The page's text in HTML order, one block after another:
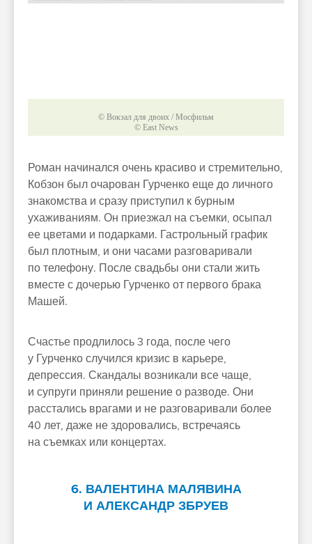
© Вокзал для двоих / Мосфильм
© East News
Роман начинался очень красиво и стремительно,
Кобзон был очарован Гурченко еще до личного
знакомства и сразу приступил к бурным
ухаживаниям. Он приезжал на съемки, осыпал
ее цветами и подарками. Гастрольный график
был плотным, и они часами разговаривали
по телефону. После свадьбы они стали жить
вместе с дочерью Гурченко от первого брака
Машей.
Счастье продлилось 3 года, после чего
у Гурченко случился кризис в карьере,
депрессия. Скандалы возникали все чаще,
и супруги приняли решение о разводе. Они
расстались врагами и не разговаривали более
40 лет, даже не здоровались, встречаясь
на съемках или концертах.
6. ВАЛЕНТИНА МАЛЯВИНА
И АЛЕКСАНДР ЗБРУЕВ